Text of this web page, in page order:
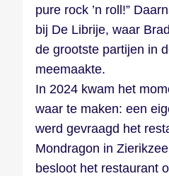
pure rock ’n roll!”
bij De Librije, waar
de grootste partijen in
meemaakte.
In 2024 kwam het
waar te maken: een
werd gevraagd het
Mondragon in
besloot het restaurant